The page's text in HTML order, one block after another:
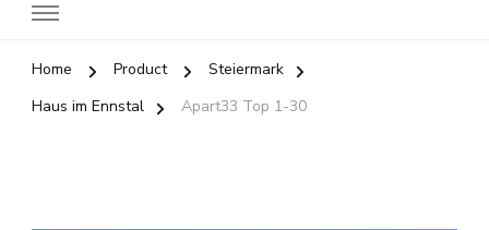
Home Product
Steiermark
Haus im Ennstal
Apart33 Top 1-30